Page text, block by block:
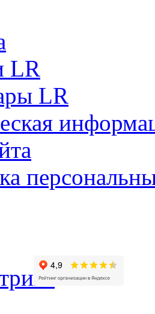
LR
LR